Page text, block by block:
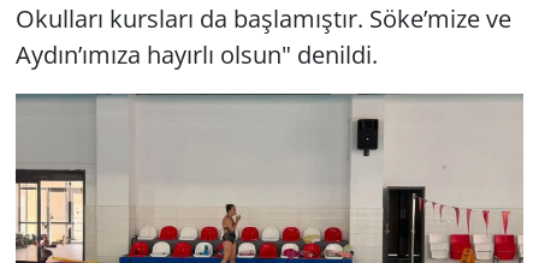
Okulları kursları da başlamıştır. Söke’mize ve
Aydın’ımıza hayırlı olsun" denildi.